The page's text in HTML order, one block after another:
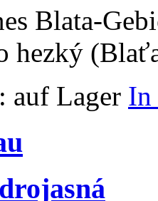
Blata-
hezký
auf Lager In